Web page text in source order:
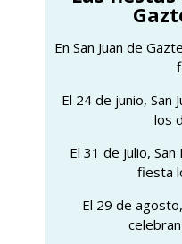
En San Juan de
El 24 de junio, San
los
El 31 de julio,
fiesta
El 29 de